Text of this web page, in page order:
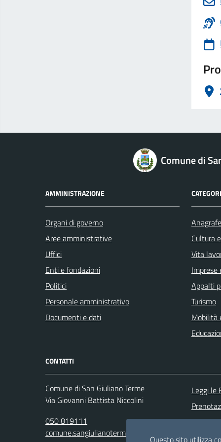
Comune di
AMMINISTRAZIONE
Organi di governo
Aree amministrative
Uffici
Enti e fondazioni
Politici
Personale amministrativo
Documenti e dati
Cultura
Vita
Imprese
Appalti
Turismo
Mobilità
CONTATTI
Comune di San Giuliano Terme
Via Giovanni Battista Niccolini
050 819111
comune.sangiulianoterme@postacert.toscana.it
Leggi le
Questo sito utilizza